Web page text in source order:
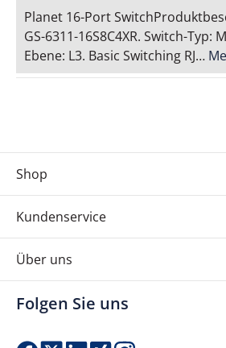
Planet 16-Port
GS-6311-16S8C4XR. Switch-Typ:
Ebene: L3. Basic Switching RJ…
Shop
Kundenservice
Über uns
Folgen Sie uns